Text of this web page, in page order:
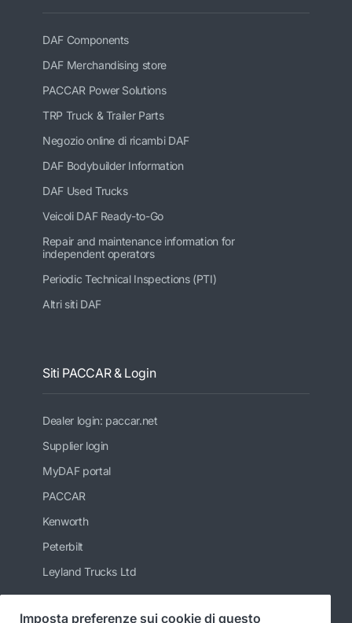
DAF Components
DAF Merchandising store
PACCAR Power Solutions
TRP Truck & Trailer Parts
Negozio online di ricambi DAF
DAF Bodybuilder Information
DAF Used Trucks
Veicoli DAF Ready-to-Go
Repair and maintenance information for
independent operators
Periodic Technical Inspections (PTI)
Altri siti DAF
Siti PACCAR & Login
Dealer login: paccar.net
Supplier login
MyDAF portal
PACCAR
Kenworth
Peterbilt
Leyland Trucks Ltd
Imposta preferenze sui cookie di questo